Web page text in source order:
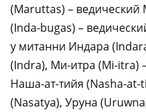
(Maruttas) – ведический
(Inda-bugas) –
у митанни Индара
(Indra), Ми-итра (Mi-itra)
Наша-ат-тийя (Nasha-
(Nasatya), Уруна